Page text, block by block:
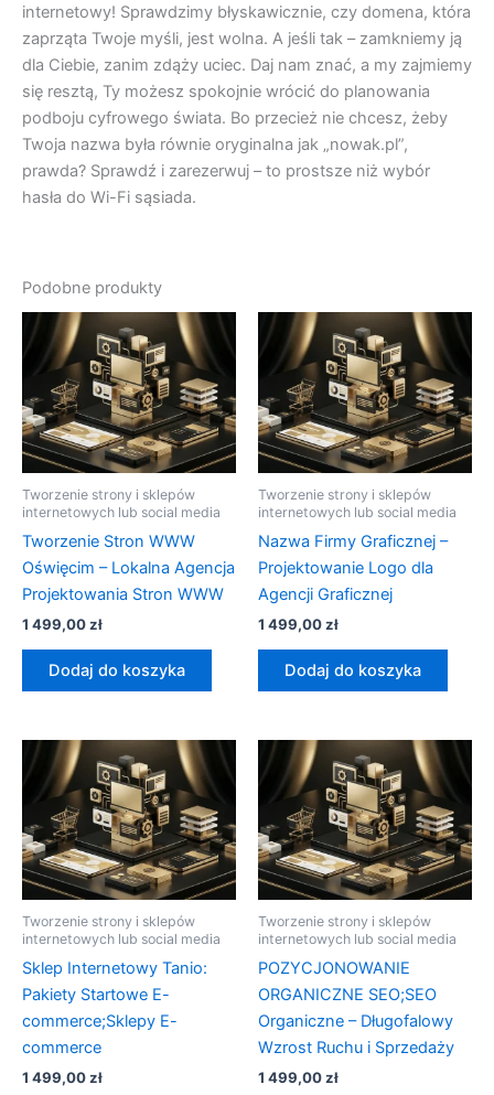
internetowy! Sprawdzimy błyskawicznie, czy domena, która
zaprząta Twoje myśli, jest wolna. A jeśli tak – zamkniemy ją
dla Ciebie, zanim zdąży uciec. Daj nam znać, a my zajmiemy
się resztą, Ty możesz spokojnie wrócić do planowania
podboju cyfrowego świata. Bo przecież nie chcesz, żeby
Twoja nazwa była równie oryginalna jak „nowak.pl”,
prawda? Sprawdź i zarezerwuj – to prostsze niż wybór
hasła do Wi-Fi sąsiada.
Podobne produkty
Tworzenie strony i sklepów
internetowych lub social media
Tworzenie Stron WWW
Oświęcim – Lokalna Agencja
Projektowania Stron WWW
1 499,00zł
Dodaj do koszyka
Tworzenie strony i sklepów
internetowych lub social media
Nazwa Firmy Graficznej –
Projektowanie Logo dla
Agencji Graficznej
1 499,00zł
Dodaj do koszyka
Tworzenie strony i sklepów
internetowych lub social media
Sklep Internetowy Tanio:
Pakiety Startowe E-
commerce;Sklepy E-
commerce
1 499,00zł
Tworzenie strony i sklepów
internetowych lub social media
POZYCJONOWANIE
ORGANICZNE SEO;SEO
Organiczne – Długofalowy
Wzrost Ruchu i Sprzedaży
1 499,00zł